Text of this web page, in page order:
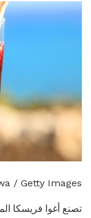
/ Getty Images
تصنع أغوا فريسكا